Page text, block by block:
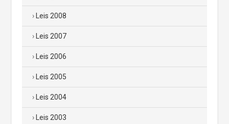
Leis 2008
Leis 2007
Leis 2006
Leis 2005
Leis 2004
Leis 2003